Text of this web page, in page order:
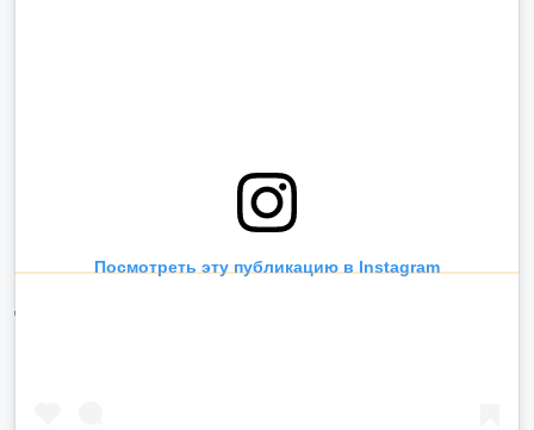
Посмотреть эту публикацию в Instagram